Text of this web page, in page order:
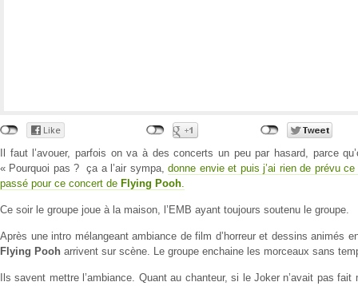
Il faut l’avouer, parfois on va à des concerts un peu par hasard, parce
« Pourquoi pas ? ça a l’air sympa,donne envie et puis j’ai rien de prévu
passé pour ce concert de Flying Pooh.
Ce soir le groupe joue à la maison, l’EMB ayant toujours soutenu le groupe.
Après une intro mélangeant ambiance de film d’horreur et dessins animés
Flying Pooh arrivent sur scène. Le groupe enchaine les morceaux sans
Ils savent mettre l’ambiance. Quant au chanteur, si le Joker n’avait pas